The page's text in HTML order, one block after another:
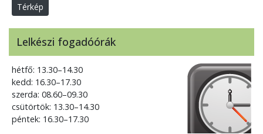
Térkép
Lelkészi fogadóórák
hétfő: 13.30–14.30
kedd: 16.30–17.30
szerda: 08.60–09.30
csütörtök: 13.30–14.30
péntek: 16.30–17.30